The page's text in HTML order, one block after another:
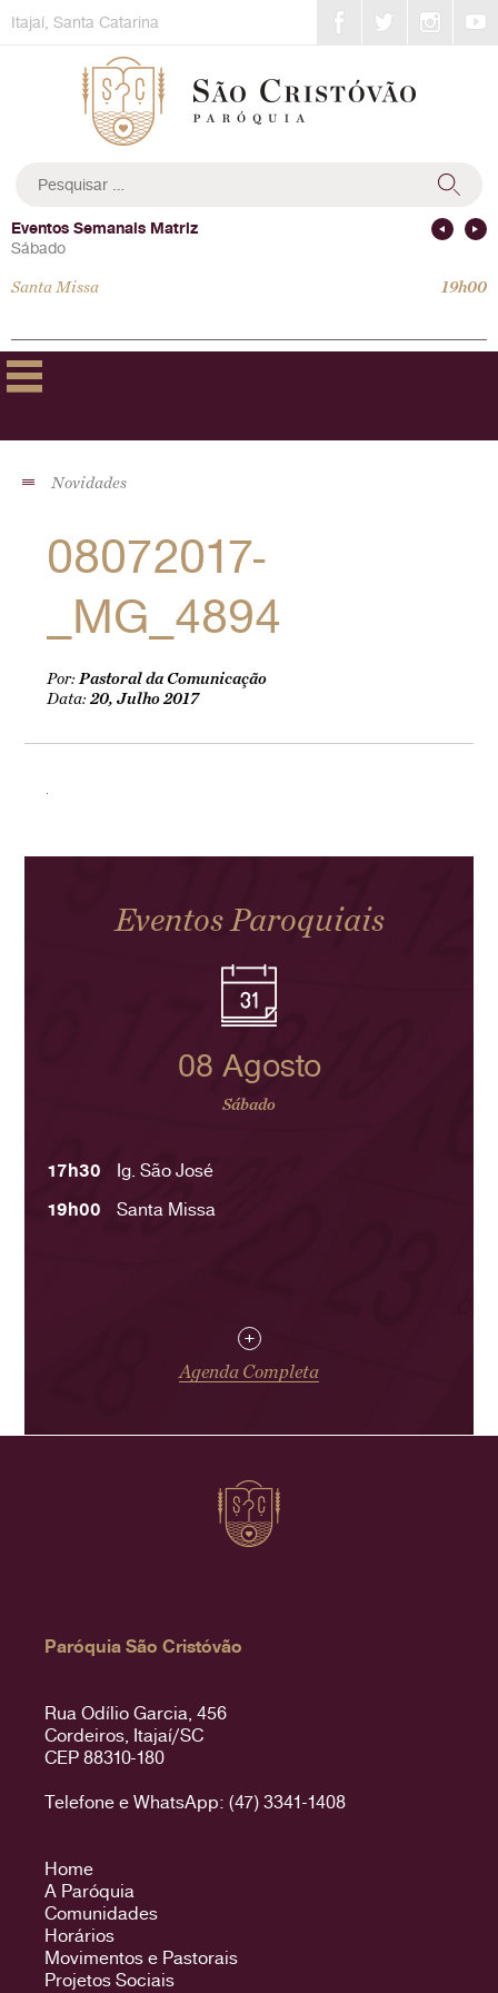
toItajaí, Santa Catarina
por:
Eventos Semanais Matriz
Sábado
Santa Missa 19h00
Novidades
08072017-
_MG_4894
Por:Pastoral da Comunicação
Data:20, Julho 2017
Eventos Paroquiais
08 Agosto
Sábado
17h30
Ig. São José
19h00
Santa Missa
+
Agenda Completa
Paróquia São Cristóvão
Rua Odílio Garcia, 456
Cordeiros, Itajaí/SC
CEP 88310-180
Telefone e WhatsApp: (47) 3341-1408
Home
A Paróquia
Comunidades
Horários
Movimentos e Pastorais
Projetos Sociais